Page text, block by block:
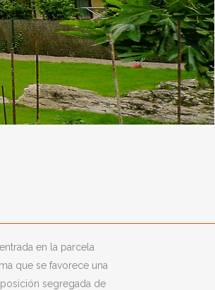
en la parcela
que se favorece una
segregada de